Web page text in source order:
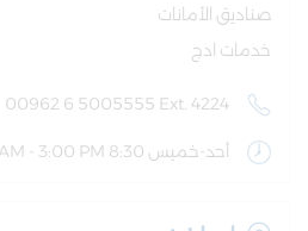
صناديق الأمانات
خدمات ادج
00962 6 5005555 Ext. 4224
أحد-خميس 8:30 AM - 3:00 PM